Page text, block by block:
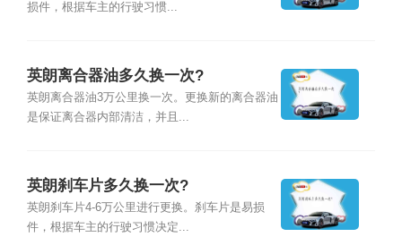
损件，根据车主的行驶习惯...
英朗离合器油多久换一次?
英朗离合器油3万公里换一次。更换新的离合器油
是保证离合器内部清洁，并且...
英朗刹车片多久换一次?
英朗刹车片4-6万公里进行更换。刹车片是易损
件，根据车主的行驶习惯决定...